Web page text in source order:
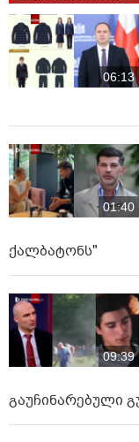
06:13
01:40
ქალბატონს"
09:39
გაუჩინარებული